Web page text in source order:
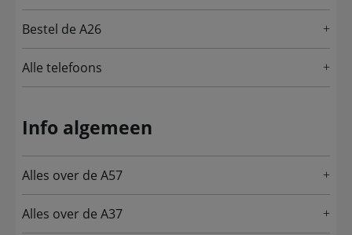
Bestel de A26
Alle telefoons
Info algemeen
Alles over de A57
Alles over de A37